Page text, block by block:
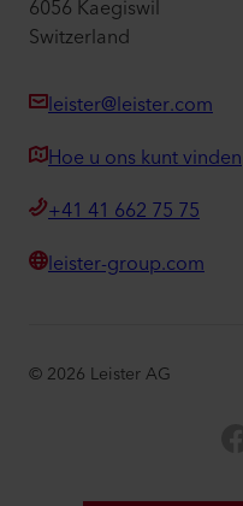
6056 Kaegiswil
Switzerland
leister@leister.com
Hoe u ons kunt vinden
+41 41 662 75 75
leister-group.com
© 2026 Leister AG